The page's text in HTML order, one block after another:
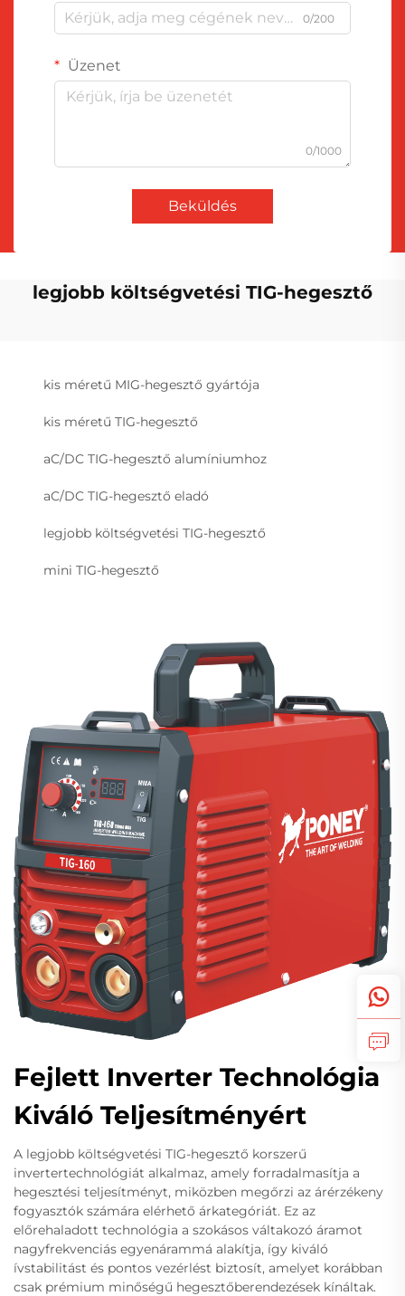
0/200
Üzenet
0/1000
Beküldés
legjobb költségvetési TIG-hegesztő
kis méretű MIG-hegesztő gyártója
kis méretű TIG-hegesztő
aC/DC TIG-hegesztő alumíniumhoz
aC/DC TIG-hegesztő eladó
legjobb költségvetési TIG-hegesztő
mini TIG-hegesztő
Fejlett Inverter Technológia
Kiváló Teljesítményért
A legjobb költségvetési TIG-hegesztő korszerű
invertertechnológiát alkalmaz, amely forradalmasítja a
hegesztési teljesítményt, miközben megőrzi az árérzékeny
fogyasztók számára elérhető árkategóriát. Ez az
előrehaladott technológia a szokásos váltakozó áramot
nagyfrekvenciás egyenárammá alakítja, így kiváló
ívstabilitást és pontos vezérlést biztosít, amelyet korábban
csak prémium minőségű hegesztőberendezések kínáltak.